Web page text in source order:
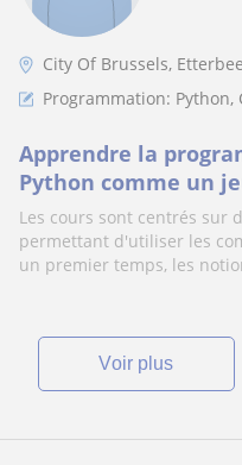
City Of Brussels,
Programmation: Python,
Apprendre la
Python comme un
Les cours sont centrés sur
permettant d'utiliser les
un premier temps, les
voir plus